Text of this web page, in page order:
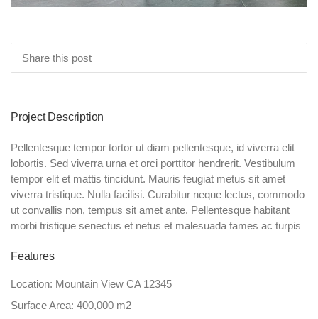
Share this post
Project Description
Pellentesque tempor tortor ut diam pellentesque, id viverra elit
lobortis. Sed viverra urna et orci porttitor hendrerit. Vestibulum
tempor elit et mattis tincidunt. Mauris feugiat metus sit amet
viverra tristique. Nulla facilisi. Curabitur neque lectus, commodo
ut convallis non, tempus sit amet ante. Pellentesque habitant
morbi tristique senectus et netus et malesuada fames ac turpis
Features
Location: Mountain View CA 12345
Surface Area: 400,000 m2